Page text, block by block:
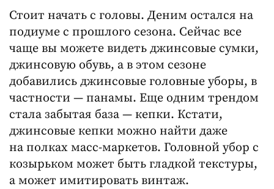
Стоит начать с головы. Деним остался на
подиуме с прошлого сезона. Сейчас все
чаще вы можете видеть джинсовые сумки,
джинсовую обувь, а в этом сезоне
добавились джинсовые головные уборы, в
частности — панамы. Еще одним трендом
стала забытая база — кепки. Кстати,
джинсовые кепки можно найти даже
на полках масс-маркетов. Головной убор с
козырьком может быть гладкой текстуры,
а может имитировать винтаж.